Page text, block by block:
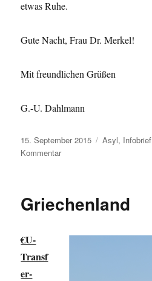
etwas Ruhe.
Gute Nacht, Frau Dr. Merkel!
Mit freundlichen Grüßen
G.-U. Dahlmann
Veröffentlicht
am
15. September 2015 Kategorien
Asyl, Infobrief
Kommentarzu
Griechenland
€U-
Transf
er-